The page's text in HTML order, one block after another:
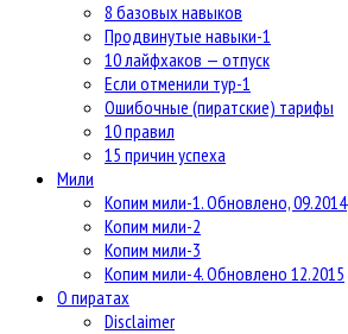
8 базовых навыков
Продвинутые навыки-1
10 лайфхаков — отпуск
Если отменили тур-1
Ошибочные (пиратские) тарифы
10 правил
15 причин успеха
Мили
Копим мили-1. Обновлено, 09.2014
Копим мили-2
Копим мили-3
Копим мили-4. Обновлено 12.2015
О пиратах
Disclaimer